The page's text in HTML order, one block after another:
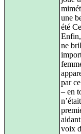
une
été
ne
par
– en
voix